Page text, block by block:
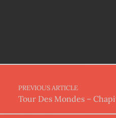
Post navigation
PREVIOUS ARTICLE
Tour Des Mondes –